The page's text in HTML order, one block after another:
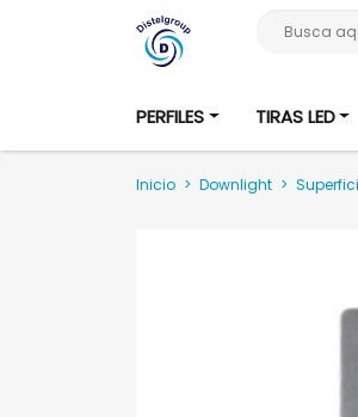
Busca
PERFILES TIRAS LED
Inicio > Downlight >